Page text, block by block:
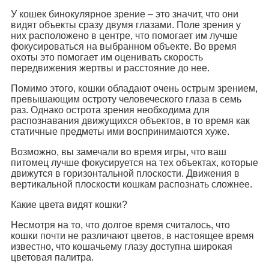
У кошек бинокулярное зрение – это значит, что они
видят объекты сразу двумя глазами. Поле зрения у
них расположено в центре, что помогает им лучше
фокусироваться на выбранном объекте. Во время
охоты это помогает им оценивать скорость
передвижения жертвы и расстояние до нее.
Помимо этого, кошки обладают очень острым зрением,
превышающим остроту человеческого глаза в семь
раз. Однако острота зрения необходима для
распознавания движущихся объектов, в то время как
статичные предметы ими воспринимаются хуже.
Возможно, вы замечали во время игры, что ваш
питомец лучше фокусируется на тех объектах, которые
движутся в горизонтальной плоскости. Движения в
вертикальной плоскости кошкам распознать сложнее.
Какие цвета видят кошки?
Несмотря на то, что долгое время считалось, что
кошки почти не различают цветов, в настоящее время
известно, что кошачьему глазу доступна широкая
цветовая палитра.